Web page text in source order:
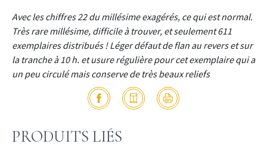
Avec les chiffres 22 du millésime exagérés, ce qui est normal.
Très rare millésime, difficile à trouver, et seulement 611
exemplaires distribués ! Léger défaut de flan au revers et sur
la tranche à 10 h. et usure régulière pour cet exemplaire qui a
un peu circulé mais conserve de très beaux reliefs
PRODUITS LIÉS